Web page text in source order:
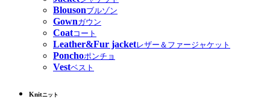
Blousonブルゾン
Gownガウン
Coatコート
Leather&Fur jacketレザー＆ファージャケット
Ponchoポンチョ
Vestベスト
Knitニット